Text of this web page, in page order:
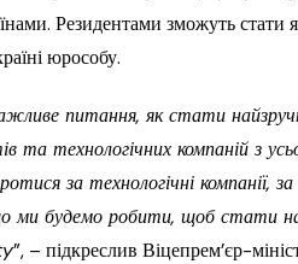
Резидентами зможуть стати
юрособу.
питання, як стати
та технологічних компаній з
за технологічні компанії, за
ми будемо робити, щоб стати
”, – підкреслив Віцепрем’єр-